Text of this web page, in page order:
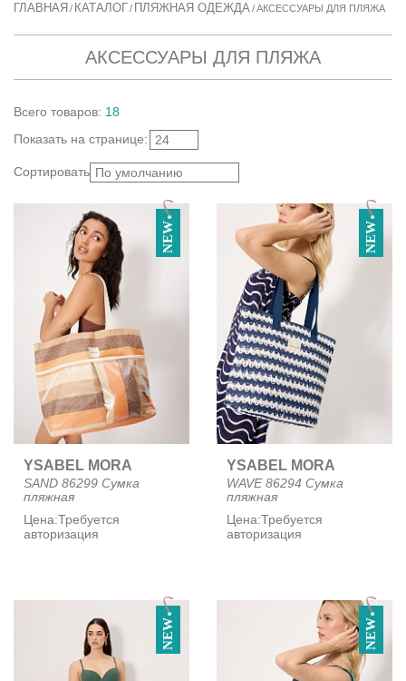
ГЛАВНАЯ / КАТАЛОГ/ ПЛЯЖНАЯ ОДЕЖДА/АКСЕССУАРЫ ДЛЯ ПЛЯЖА
АКСЕССУАРЫ ДЛЯ ПЛЯЖА
Всего товаров: 18
Показать на странице: 24
Сортировать: По умолчанию
NEW
YSABEL MORA
SAND 86299 Сумка
пляжная
Цена:Требуется
авторизация
NEW
YSABEL MORA
WAVE 86294 Сумка
пляжная
Цена:Требуется
авторизация
NEW NEW